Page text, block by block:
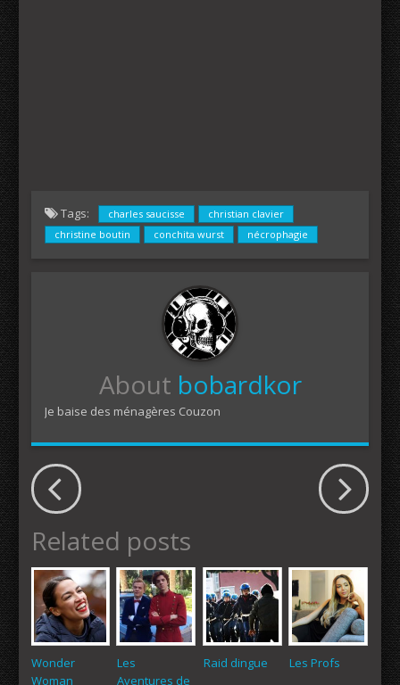
Tags: charles saucisse
christian clavier
christine boutin
conchita wurst nécrophagie
About bobardkor
Je baise des ménagères Couzon
Related posts
Wonder
Woman
Les
Aventures de
Raid dingue Les Profs